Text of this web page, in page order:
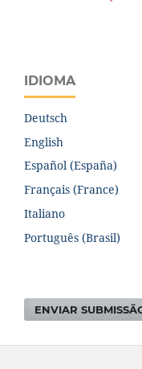
IDIOMA
Deutsch
English
Español (España)
Français (France)
Italiano
Português (Brasil)
ENVIAR